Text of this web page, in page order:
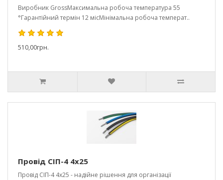
Виробник GrossМаксимальна робоча температура 55
°Гарантійний термін 12 місМінімальна робоча температ..
510,00грн.
Провід СІП-4 4х25
Провід СІП-4 4х25 - надійне рішення для організації